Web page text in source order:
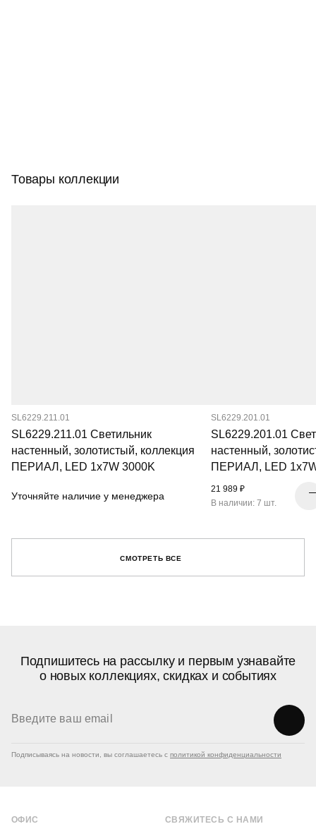
Товары коллекции
SL6229.211.01
SL6229.211.01 Светильник
настенный, золотистый, коллекция
ПЕРИАЛ, LED 1x7W 3000K
Уточняйте наличие у менеджера
SL6229.201.01
SL6229.201.01
настенный,
ПЕРИАЛ, LED
21 989 ₽
В наличии: 7 шт.
СМОТРЕТЬ ВСЕ
Подпишитесь на рассылку и первым узнавайте
о новых коллекциях, скидках и событиях
Подписываясь на новости, вы соглашаетесь с политикой конфиденциальности
ОФИС СВЯЖИТЕСЬ С НАМИ